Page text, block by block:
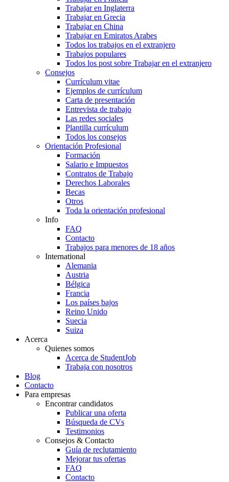
Trabajar en Inglaterra
Trabajar en Grecia
Trabajar en China
Trabajar en Emiratos Arabes
Todos los trabajos en el extranjero
Trabajos populares
Todos los post sobre Trabajar en el extranjero
Consejos
Currículum vitae
Ejemplos de currículum
Carta de presentación
Entrevista de trabajo
Las redes sociales
Plantilla currículum
Todos los consejos
Orientación Profesional
Formación
Salario e Impuestos
Contratos de Trabajo
Derechos Laborales
Becas
Otros
Toda la orientación profesional
Info
FAQ
Contacto
Trabajos para menores de 18 años
International
Alemania
Austria
Bélgica
Francia
Los países bajos
Reino Unido
Suecia
Suiza
Acerca
Quienes somos
Acerca de StudentJob
Trabaja con nosotros
Blog
Contacto
Para empresas
Encontrar candidatos
Publicar una oferta
Búsqueda de CVs
Testimonios
Consejos & Contacto
Guía de reclutamiento
Mejorar tus ofertas
FAQ
Contacto